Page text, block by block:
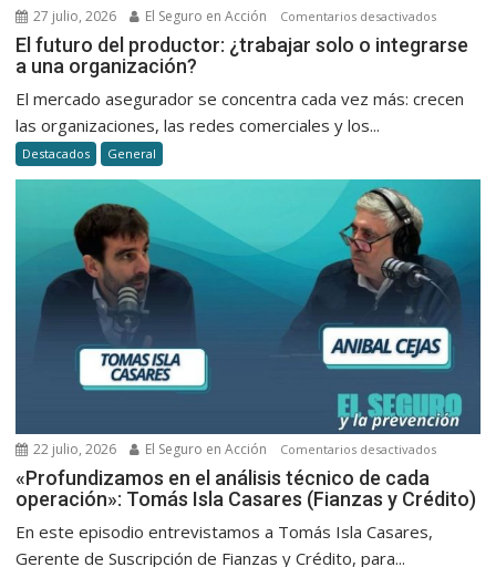
atención
cliente
27 julio, 2026 El Seguro en Acción Comentarios desactivadosen
El
una
El futuro del productor: ¿trabajar solo o integrarse
a una organización?
El mercado asegurador se concentra cada vez más: crecen
las organizaciones, las redes comerciales y los...
Destacados General
22 julio, 2026 El Seguro en Acción Comentarios desactivadosen
en
«Profundizamos en el análisis técnico de cada
operación»: Tomás Isla Casares (Fianzas y Crédito)
En este episodio entrevistamos a Tomás Isla Casares,
Gerente de Suscripción de Fianzas y Crédito, para...